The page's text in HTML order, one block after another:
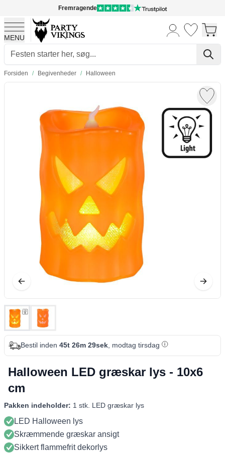
Fremragende
MENU
Skip to Content
Forsiden / Begivenheder / Halloween
Bestil inden 45t 26m 28sek, modtag tirsdag
Halloween LED græskar lys - 10x6
cm
Pakken indeholder: 1 stk. LED græskar lys
LED Halloween lys
Skræmmende græskar ansigt
Sikkert flammefrit dekorlys